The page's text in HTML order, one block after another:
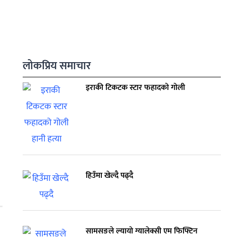
लोकप्रिय समाचार
इराकी टिकटक स्टार फहादको गोली
हिउँमा खेल्दै पढ्दै
सामसङले ल्यायो ग्यालेक्सी एम फिफ्टिन